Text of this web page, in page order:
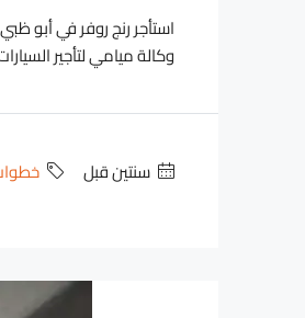
استأجر رنج روفر في أبو
وكالة ميامي لتأجير
‏سنتين قبل